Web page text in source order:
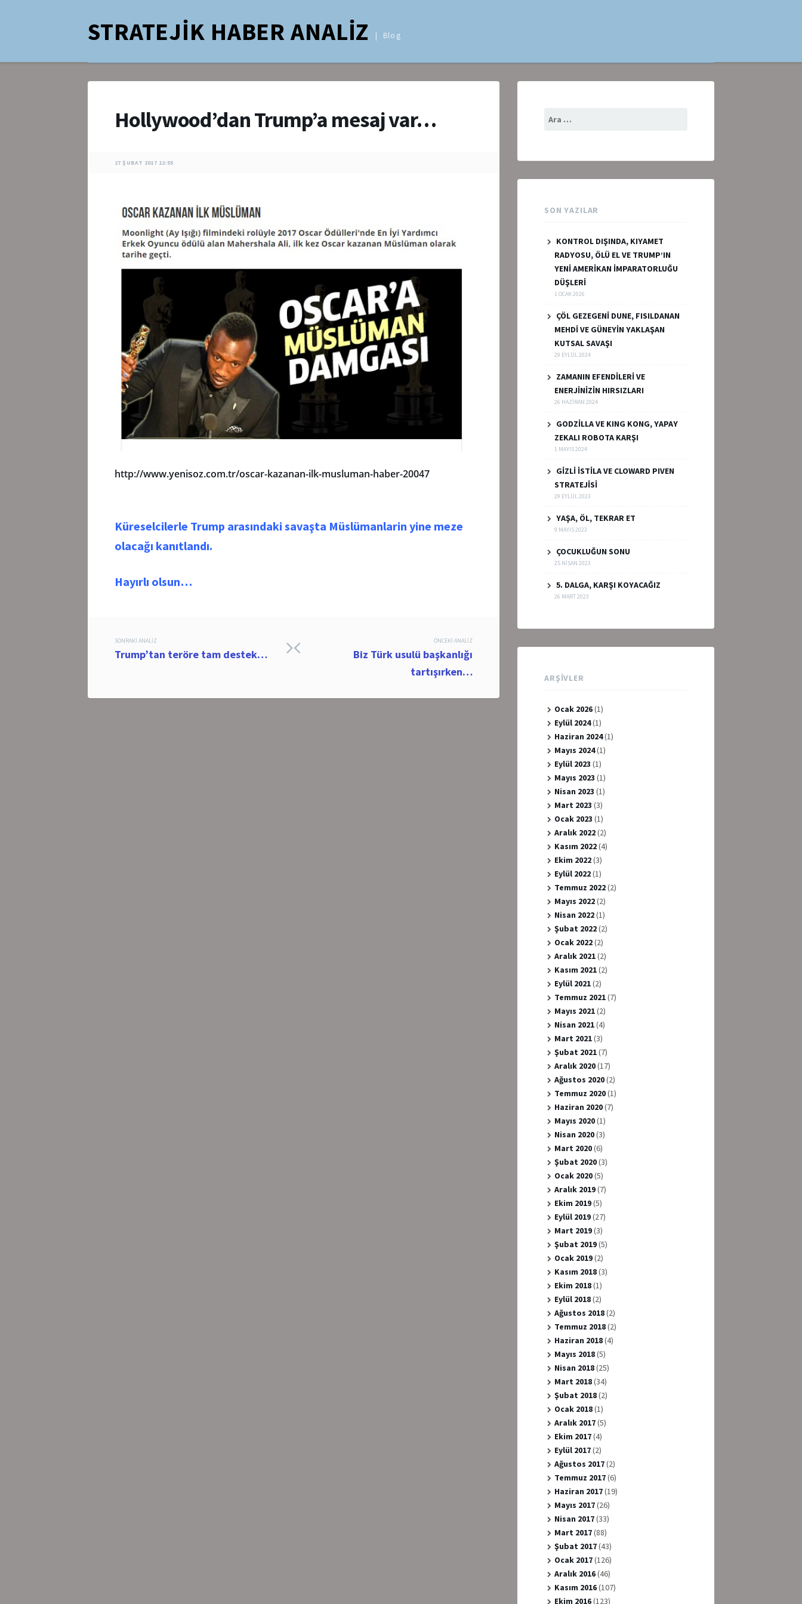
STRATEJİK HABER ANALİZ Blog
Hollywood’dan Trump’a mesaj var…
27 ŞUBAT 2017 12:55
http://www.yenisoz.com.tr/oscar-kazanan-ilk-musluman-haber-20047
Küreselcilerle Trump arasındaki savaşta Müslümanlarin yine meze
olacağı kanıtlandı.
Hayırlı olsun…
Post
ÖNCEKI ANALIZ
Biz Türk usulü başkanlığı
tartışırken…
SONRAKI ANALIZ
Trump’tan teröre tam destek…
SON YAZILAR
KONTROL DIŞINDA, KIYAMET
RADYOSU, ÖLÜ EL VE TRUMP’IN
YENİ AMERİKAN İMPARATORLUĞU
DÜŞLERİ
1 OCAK 2026
ÇÖL GEZEGENİ DUNE, FISILDANAN
MEHDİ VE GÜNEYİN YAKLAŞAN
KUTSAL SAVAŞI
29 EYLÜL 2024
ZAMANIN EFENDİLERİ VE
ENERJİNİZİN HIRSIZLARI
26 HAZIRAN 2024
GODZİLLA VE KING KONG, YAPAY
ZEKALI ROBOTA KARŞI
1 MAYIS 2024
GİZLİ İSTİLA VE CLOWARD PIVEN
STRATEJİSİ
29 EYLÜL 2023
YAŞA, ÖL, TEKRAR ET
9 MAYIS 2023
ÇOCUKLUĞUN SONU
25 NISAN 2023
5. DALGA, KARŞI KOYACAĞIZ
26 MART 2023
ARŞIVLER
Ocak 2026(1)
Eylül 2024(1)
Haziran 2024(1)
Mayıs 2024(1)
Eylül 2023 (1)
Mayıs 2023 (1)
Nisan 2023 (1)
Mart 2023 (3)
Ocak 2023 (1)
Aralık 2022(2)
Kasım 2022(4)
Ekim 2022(3)
Eylül 2022(1)
Temmuz 2022(2)
Mayıs 2022(2)
Nisan 2022(1)
Şubat 2022(2)
Ocak 2022(2)
Aralık 2021(2)
Kasım 2021(2)
Eylül 2021(2)
Temmuz 2021(7)
Mayıs 2021(2)
Nisan 2021(4)
Mart 2021(3)
Şubat 2021(7)
Aralık 2020(17)
Ağustos 2020(2)
Temmuz 2020(1)
Haziran 2020(7)
Mayıs 2020(1)
Nisan 2020(3)
Mart 2020(6)
Şubat 2020(3)
Ocak 2020(5)
Aralık 2019(7)
Ekim 2019(5)
Eylül 2019(27)
Mart 2019(3)
Şubat 2019(5)
Ocak 2019(2)
Kasım 2018(3)
Ekim 2018(1)
Eylül 2018(2)
Ağustos 2018(2)
Temmuz 2018(2)
Haziran 2018(4)
Mayıs 2018(5)
Nisan 2018(25)
Mart 2018(34)
Şubat 2018(2)
Ocak 2018(1)
Aralık 2017(5)
Ekim 2017(4)
Eylül 2017(2)
Ağustos 2017(2)
Temmuz 2017(6)
Haziran 2017(19)
Mayıs 2017(26)
Nisan 2017(33)
Mart 2017(88)
Şubat 2017(43)
Ocak 2017(126)
Aralık 2016(46)
Kasım 2016(107)
Ekim 2016(123)